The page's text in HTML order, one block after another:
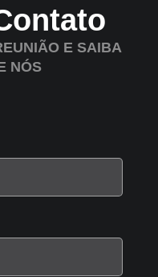
E SAIBA
NÓS